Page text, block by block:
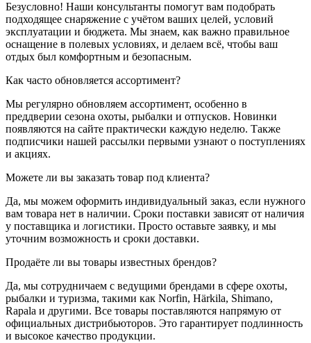
Безусловно! Наши консультанты помогут вам подобрать
подходящее снаряжение с учётом ваших целей, условий
эксплуатации и бюджета. Мы знаем, как важно правильное
оснащение в полевых условиях, и делаем всё, чтобы ваш
отдых был комфортным и безопасным.
Как часто обновляется ассортимент?
Мы регулярно обновляем ассортимент, особенно в
преддверии сезона охоты, рыбалки и отпусков. Новинки
появляются на сайте практически каждую неделю. Также
подписчики нашей рассылки первыми узнают о поступлениях
и акциях.
Можете ли вы заказать товар под клиента?
Да, мы можем оформить индивидуальный заказ, если нужного
вам товара нет в наличии. Сроки поставки зависят от наличия
у поставщика и логистики. Просто оставьте заявку, и мы
уточним возможность и сроки доставки.
Продаёте ли вы товары известных брендов?
Да, мы сотрудничаем с ведущими брендами в сфере охоты,
рыбалки и туризма, такими как Norfin, Härkila, Shimano,
Rapala и другими. Все товары поставляются напрямую от
официальных дистрибьюторов. Это гарантирует подлинность
и высокое качество продукции.